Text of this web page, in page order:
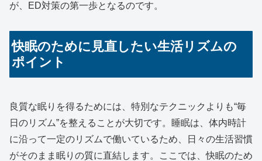
が、ED対策の第一歩となるのです。
快眠のために見直したい生活リズムの
ポイント
良質な眠りを得るためには、特別なテクニックよりも“毎
日のリズム”を整えることが大切です。睡眠は、体内時計
に沿って一定のリズムで働いているため、日々の生活習慣
がそのまま眠りの質に直結します。ここでは、快眠のため